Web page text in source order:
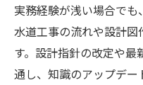
実務経験が浅い場合で
水道工事の流れや設計
す。設計指針の改定や最
通し、知識のアップデー